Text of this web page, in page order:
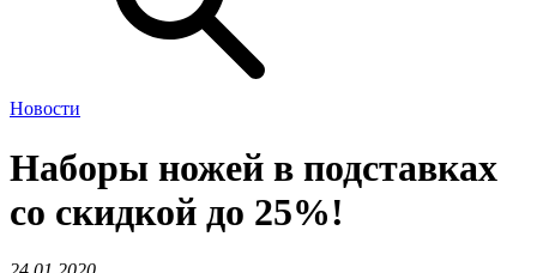
Новости
Наборы ножей в подставках
со скидкой до 25%!